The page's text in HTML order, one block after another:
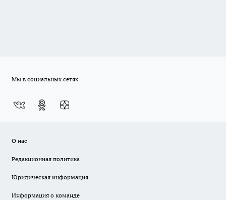
Мы в социальных сетях
О нас
Редакционная политика
Юридическая информация
Информация о команде